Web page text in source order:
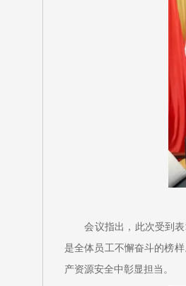
会议指出，此次受到
是全体员工不懈奋斗的榜
产资源安全中彰显担当。